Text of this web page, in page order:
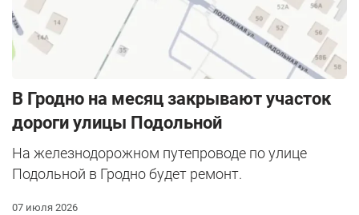
В Гродно на месяц закрывают участок
дороги улицы Подольной
На железнодорожном путепроводе по улице
Подольной в Гродно будет ремонт.
07 июля 2026